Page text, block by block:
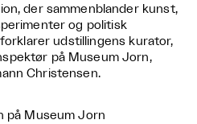
der sammenblander kunst,
og politisk
forklarer udstillingens kurator,
på Museum Jorn,
Christensen.
på Museum Jorn